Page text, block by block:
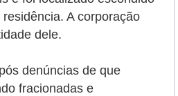
A corporação
dele.
denúncias de que
fracionadas e